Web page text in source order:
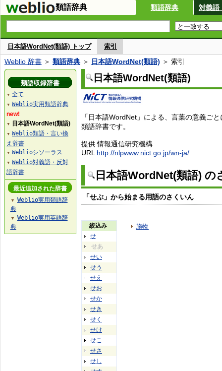
類語辞典 類語辞典 対義語
日本語WordNet(類語) トップ 索引
Weblio 辞書 ＞ 類語辞典 ＞ 日本語WordNet(類語) ＞ 索引
日本語WordNet(類語)
「日本語WordNet」による、言葉の意義ご
類語辞書です。
提供 情報通信研究機構
URL http://nlpwww.nict.go.jp/wn-ja/
日本語WordNet(類語) の
「せぶ」から始まる用語のさくいん
絞込み
せ
せあ
せい
せう
せえ
せお
せか
せき
せく
せけ
せこ
せさ
せし
施物
類語収録辞書
▼ 全て
▼ Weblio実用類語辞典
new!
▼ 日本語WordNet(類語)
▼ Weblio類語・言い換
え辞書
▼ Weblioシソーラス
▼ Weblio対義語・反対
語辞書
最近追加された辞書
▼
Weblio実用類語辞
典
▼
Weblio実用英語辞
典